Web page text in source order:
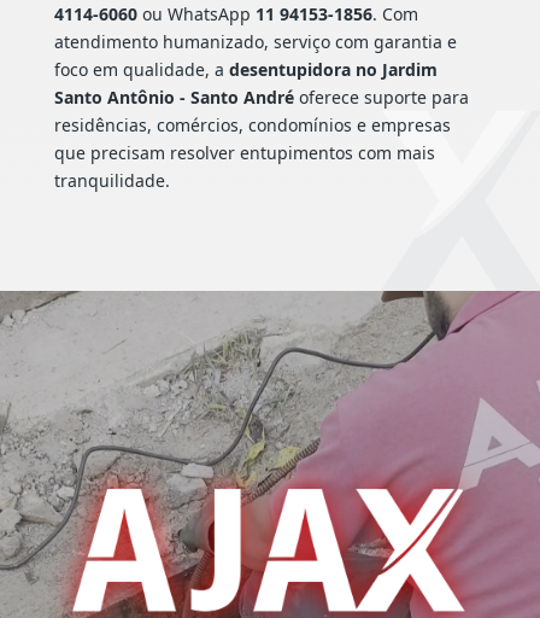
4114-6060ou WhatsApp 11 94153-1856. Com
atendimento humanizado, serviço com garantia e
foco em qualidade, a desentupidora no Jardim
Santo Antônio - Santo Andréoferece suporte para
residências, comércios, condomínios e empresas
que precisam resolver entupimentos com mais
tranquilidade.